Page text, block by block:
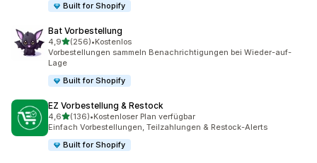
Built for Shopify
Bat Vorbestellung
4,9von 5 Sternen
(256)
256 Rezensionen insgesamt
•Kostenlos
Vorbestellungen sammeln Benachrichtigungen bei Wieder-auf-
Lage
Built for Shopify
EZ Vorbestellung & Restock
4,6von 5 Sternen
(136)
136 Rezensionen insgesamt
•Kostenloser Plan verfügbar
Einfach Vorbestellungen, Teilzahlungen & Restock-Alerts
Built for Shopify